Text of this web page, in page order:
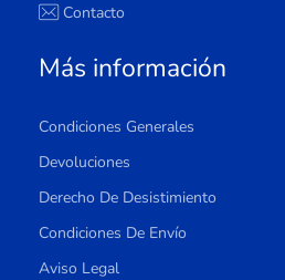
Contacto
Más información
Condiciones Generales
Devoluciones
Derecho De Desistimiento
Condiciones De Envío
Aviso Legal